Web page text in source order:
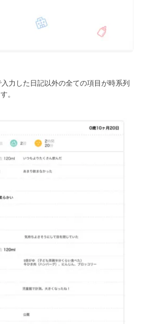
力した日記以外の全ての項目が時系列
。